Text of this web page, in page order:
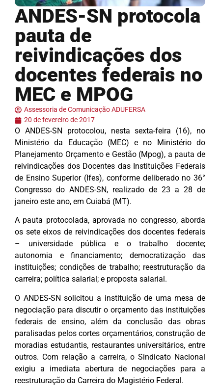
ANDES-SN protocola
pauta de
reivindicações dos
docentes federais no
MEC e MPOG
Assessoria de Comunicação ADUFERSA
20 de fevereiro de 2017
O ANDES-SN protocolou, nesta sexta-feira (16), no
Ministério da Educação (MEC) e no Ministério do
Planejamento Orçamento e Gestão (Mpog), a pauta de
reivindicações dos Docentes das Instituições Federais
de Ensino Superior (Ifes), conforme deliberado no 36°
Congresso do ANDES-SN, realizado de 23 a 28 de
janeiro este ano, em Cuiabá (MT).
A pauta protocolada, aprovada no congresso, aborda
os sete eixos de reivindicações dos docentes federais
– universidade pública e o trabalho docente;
autonomia e financiamento; democratização das
instituições; condições de trabalho; reestruturação da
carreira; política salarial; e proposta salarial.
O ANDES-SN solicitou a instituição de uma mesa de
negociação para discutir o orçamento das instituições
federais de ensino, além da conclusão das obras
paralisadas pelos cortes orçamentários, construção de
moradias estudantis, restaurantes universitários, entre
outros. Com relação a carreira, o Sindicato Nacional
exigiu a imediata abertura de negociações para a
reestruturação da Carreira do Magistério Federal.